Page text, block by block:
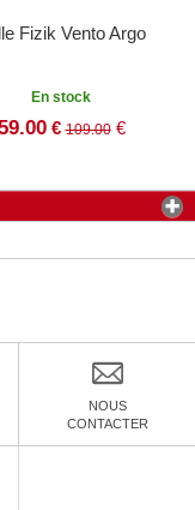
Fizik Vento Argo
En stock
€ 109.00€
NOUS
CONTACTER